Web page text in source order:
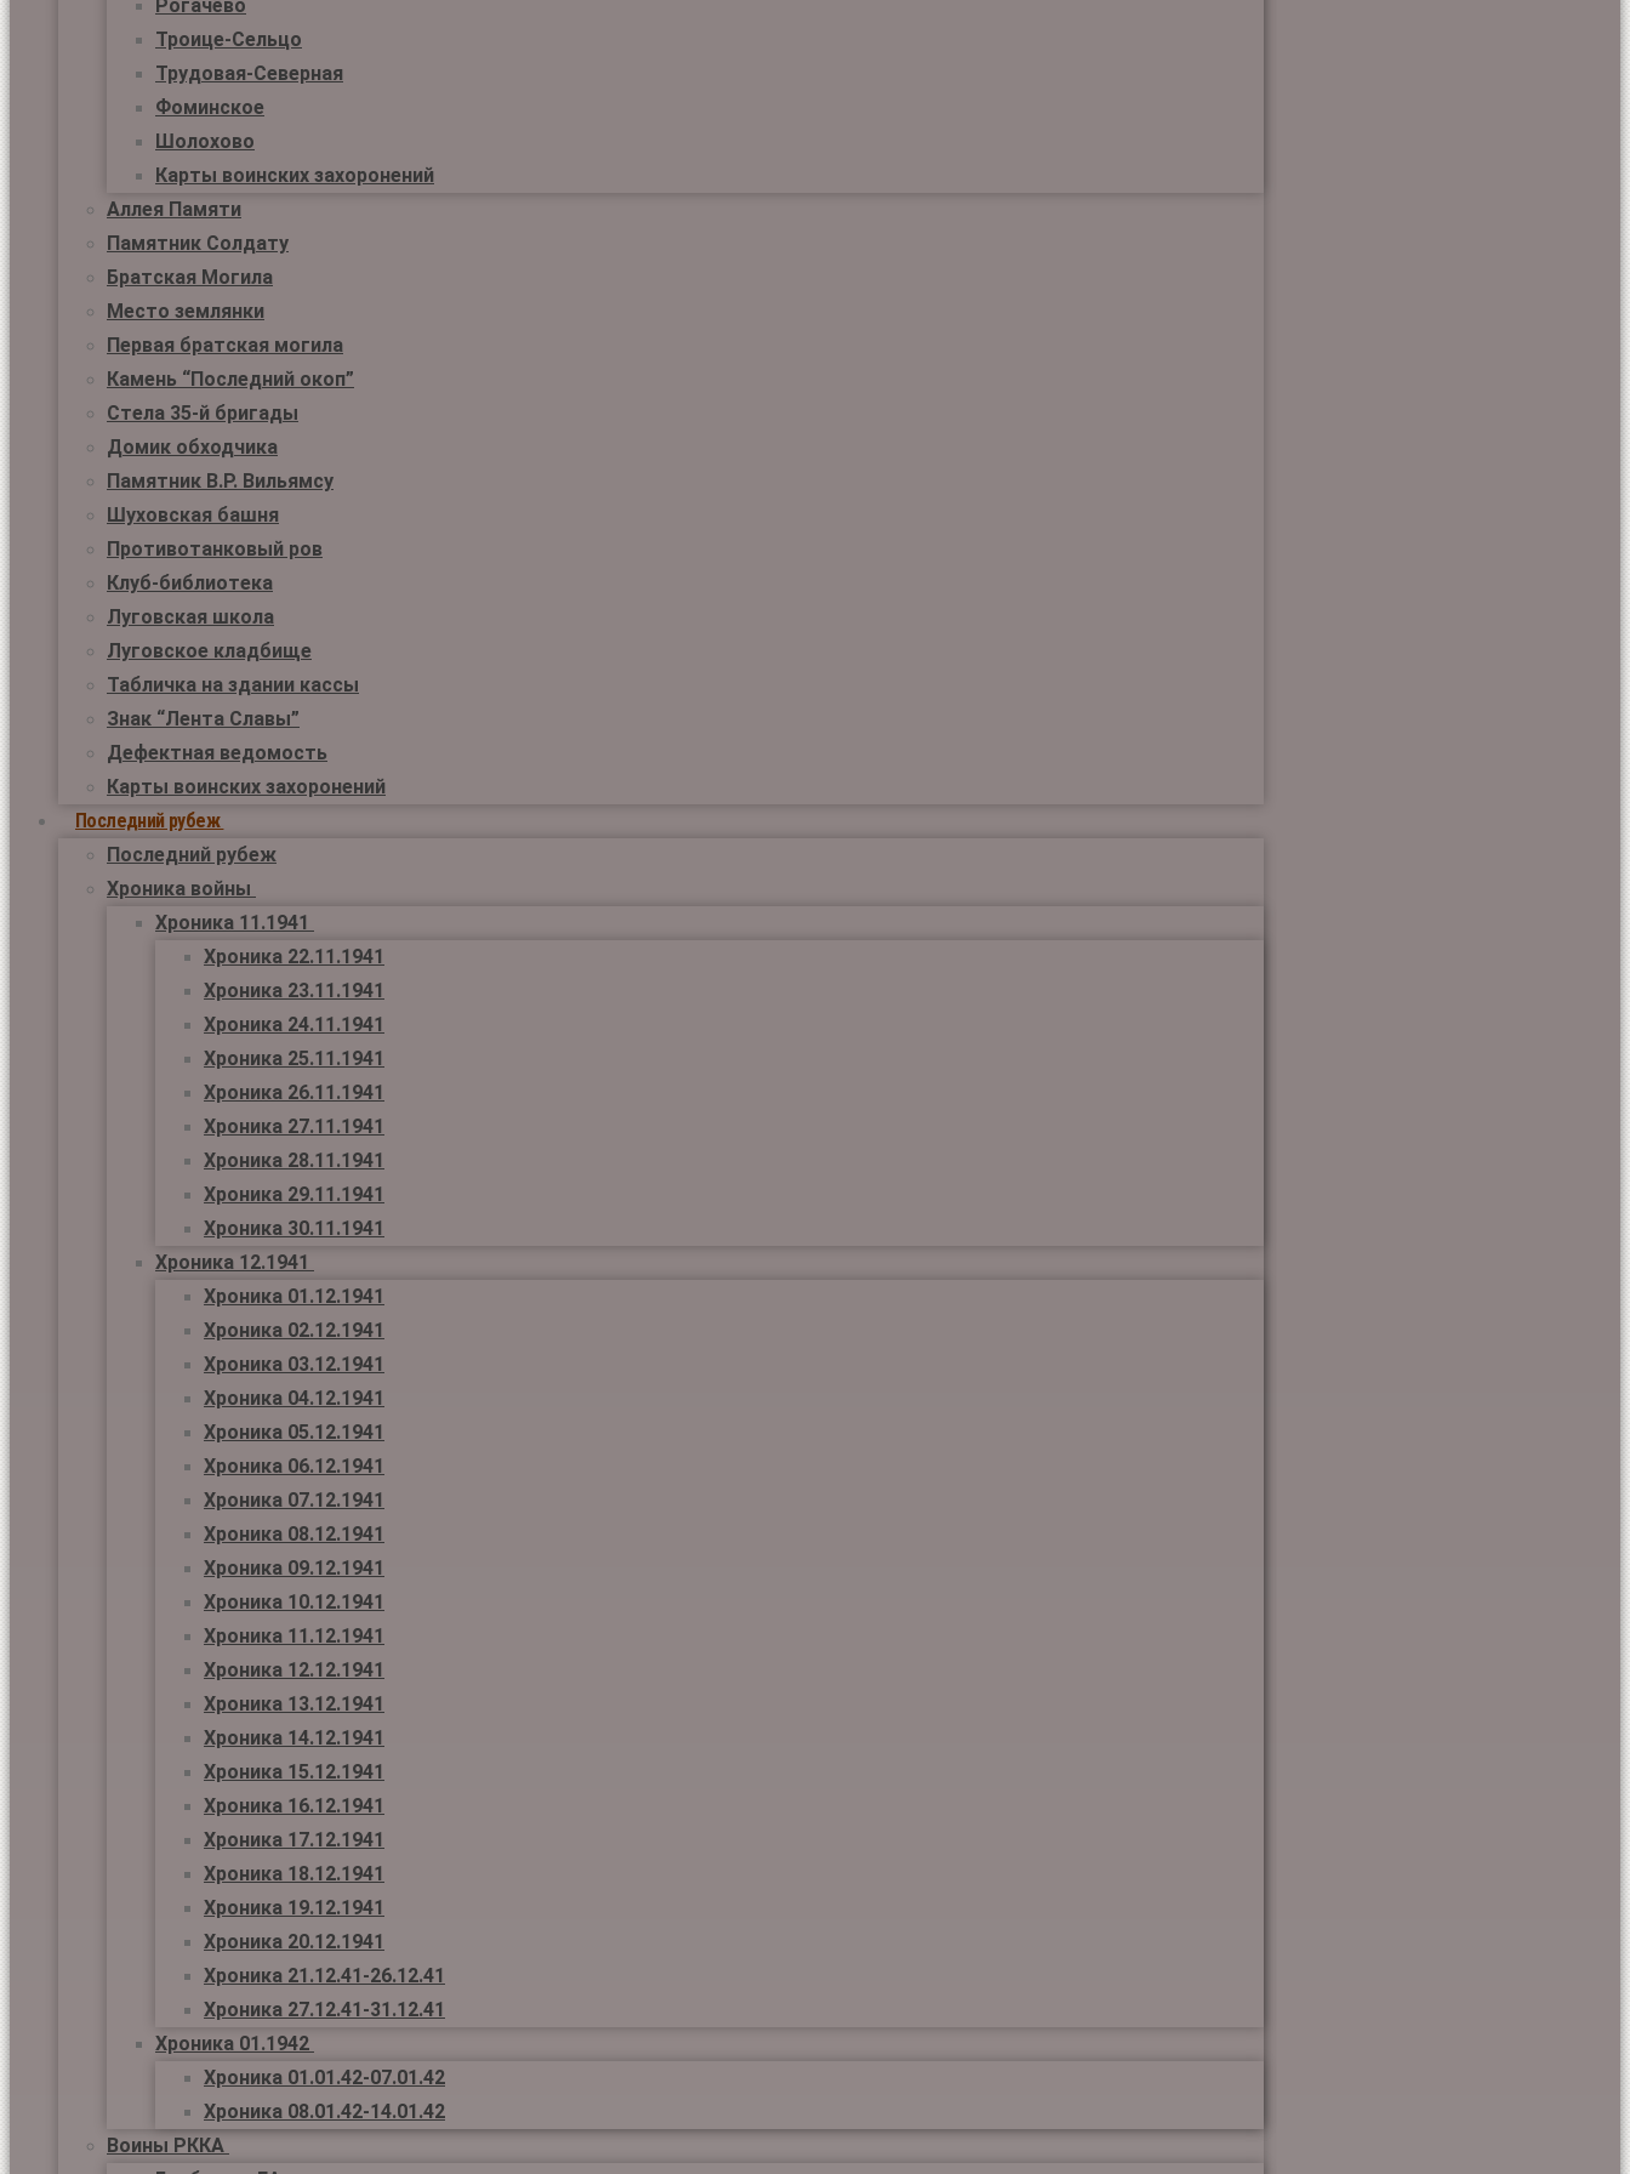
Рогачёво
Троице-Сельцо
Трудовая-Северная
Фоминское
Шолохово
Карты воинских захоронений
Аллея Памяти
Памятник Солдату
Братская Могила
Место землянки
Первая братская могила
Камень “Последний окоп”
Стела 35-й бригады
Домик обходчика
Памятник В.Р. Вильямсу
Шуховская башня
Противотанковый ров
Клуб-библиотека
Луговская школа
Луговское кладбище
Табличка на здании кассы
Знак “Лента Славы”
Дефектная ведомость
Карты воинских захоронений
Последний рубеж
Последний рубеж
Хроника войны
Хроника 11.1941
Хроника 22.11.1941
Хроника 23.11.1941
Хроника 24.11.1941
Хроника 25.11.1941
Хроника 26.11.1941
Хроника 27.11.1941
Хроника 28.11.1941
Хроника 29.11.1941
Хроника 30.11.1941
Хроника 12.1941
Хроника 01.12.1941
Хроника 02.12.1941
Хроника 03.12.1941
Хроника 04.12.1941
Хроника 05.12.1941
Хроника 06.12.1941
Хроника 07.12.1941
Хроника 08.12.1941
Хроника 09.12.1941
Хроника 10.12.1941
Хроника 11.12.1941
Хроника 12.12.1941
Хроника 13.12.1941
Хроника 14.12.1941
Хроника 15.12.1941
Хроника 16.12.1941
Хроника 17.12.1941
Хроника 18.12.1941
Хроника 19.12.1941
Хроника 20.12.1941
Хроника 21.12.41-26.12.41
Хроника 27.12.41-31.12.41
Хроника 01.1942
Хроника 01.01.42-07.01.42
Хроника 08.01.42-14.01.42
Воины РККА